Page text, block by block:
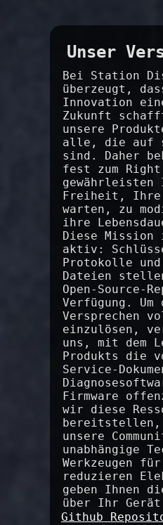
Unser
Bei Station
überzeugt,
Innovation
Zukunft
unsere
alle, die auf
sind. Daher
fest zum
gewährleisten
Freiheit, Ihre
warten, zu
ihre
Diese
aktiv:
Protokolle und
Dateien
Open-Source-
Verfügung. Um
Versprechen
einzulösen,
uns, mit dem
Produkts die
Service-
Firmware
wir diese
bereitstellen,
unsere
unabhängige
Werkzeugen
reduzieren
geben Ihnen
über Ihr
Github